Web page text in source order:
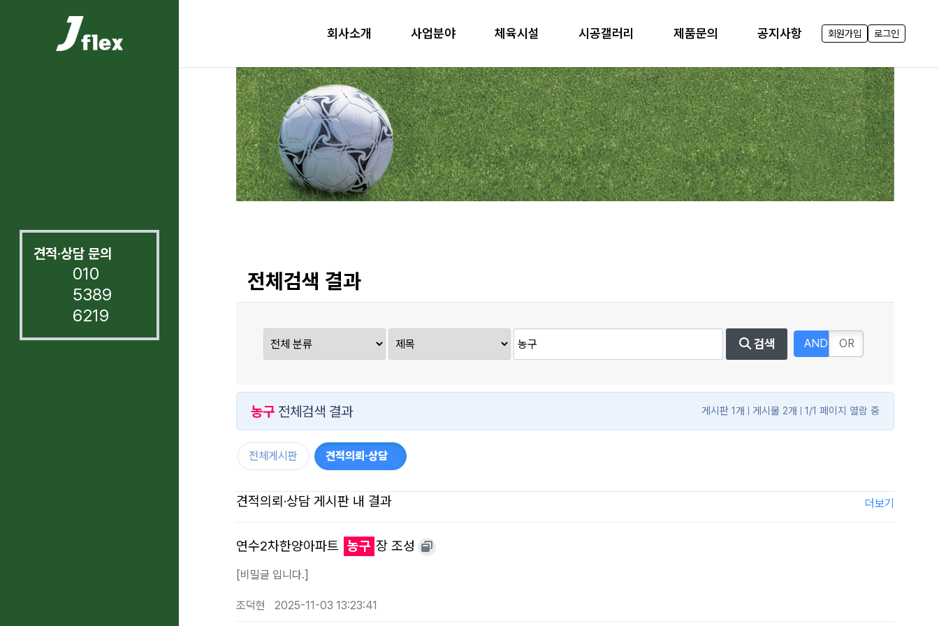
회사소개 사업분야 체육시설 시공갤러리 제품문의 공지사항 회원가입 로그인
견적·상담 문의
010
5389
6219
전체검색 결과
검색 AND OR
농구 전체검색 결과 게시판 1개 게시물 2개 1/1 페이지 열람 중
전체게시판 견적의뢰·상담 2
견적의뢰·상담 게시판 내 결과 더보기
연수2차한양아파트 농구 장 조성
[비밀글 입니다.]
조덕현 2025-11-03 13:23:41